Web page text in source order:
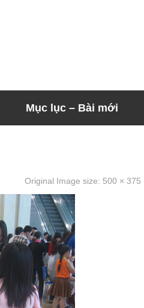
Mục lục – Bài mới
Original Image size: 500 × 375